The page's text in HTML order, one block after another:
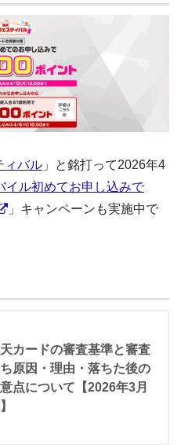
ィバル 」と銘打って2026年4
イル初めてお申し込みで
」キャンペーンも実施中で
カードの審査基準と審査
原因・理由・落ちた後の
点について【2026年3月